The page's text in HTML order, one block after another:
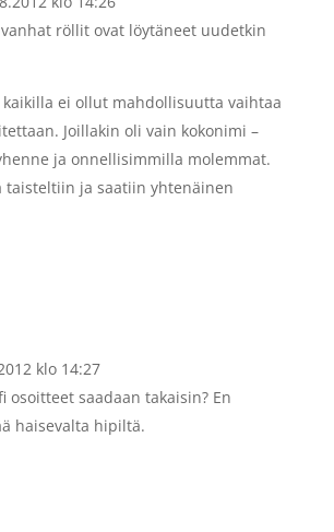
röllit ovat löytäneet uudetkin
kaikilla ei ollut mahdollisuutta vaihtaa
Joillakin oli vain kokonimi –
ja onnellisimmilla molemmat.
taisteltiin ja saatiin yhtenäinen
klo 14:27
osoitteet saadaan takaisin? En
haisevalta hipiltä.